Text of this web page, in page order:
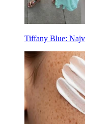
Tiffany Blue: